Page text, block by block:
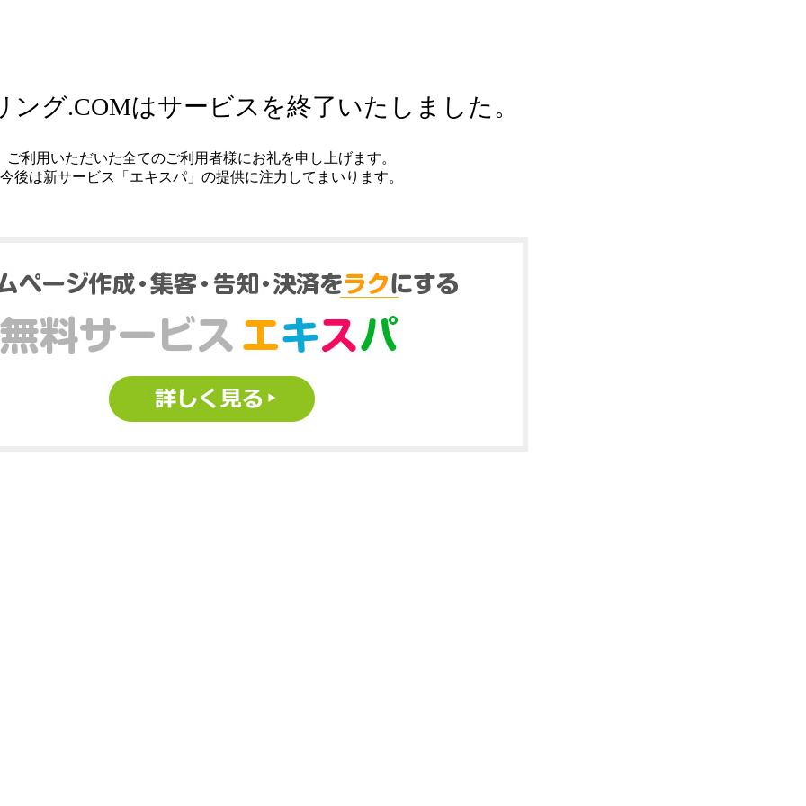
ング.COMはサービスを終了いたしました。
ご利用いただいた全てのご利用者様にお礼を申し上げます。
今後は新サービス「エキスパ」の提供に注力してまいります。